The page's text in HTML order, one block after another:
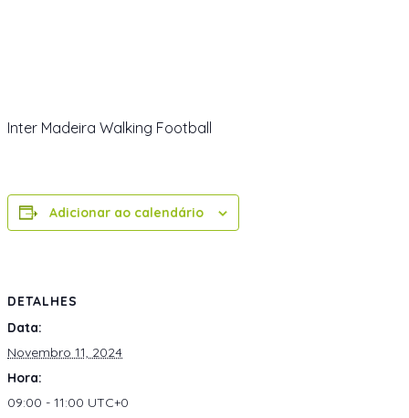
Inter Madeira Walking Football
Adicionar ao calendário
DETALHES
Data:
Novembro 11, 2024
Hora:
09:00 - 11:00 UTC+0